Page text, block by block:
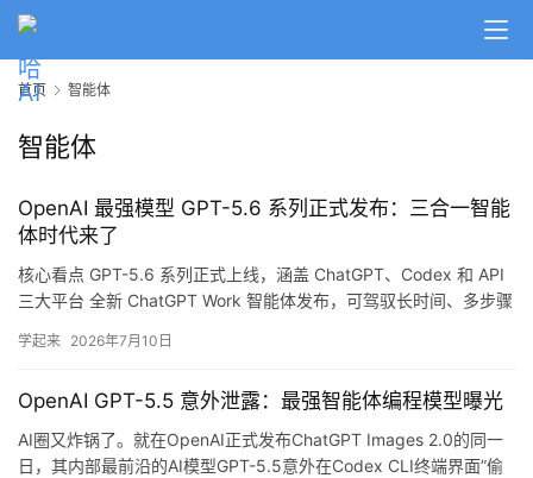
A
I
日
开
源
项
目
应
用
首页 智能体
智能体
OpenAI 最强模型 GPT-5.6 系列正式发布：三合一智能
体时代来了
核心看点 GPT-5.6 系列正式上线，涵盖 ChatGPT、Codex 和 API
三大平台 全新 ChatGPT Work 智能体发布，可驾驭长时间、多步骤
Chrome 扩展升级，侧边栏直接调用 ChatGPT GPT-5.6 Sol 模型
学起来 2026年7月10日
OpenAI GPT-5.5 意外泄露：最强智能体编程模型曝光
AI圈又炸锅了。就在OpenAI正式发布ChatGPT Images 2.0的同一
日，其内部最前沿的AI模型GPT-5.5意外在Codex CLI终端界面”偷